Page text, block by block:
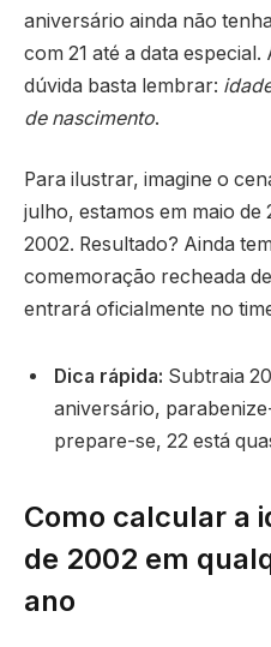
aniversário ainda não
com 21 até a data
dúvida basta lembrar:
de nascimento.
Para ilustrar, imagine o
julho, estamos em maio
2002. Resultado? Ainda
comemoração recheada
entrará oficialmente no
Dica rápida: Subtraia
aniversário,
prepare-se, 22 está
Como calcular a
de 2002 em
ano